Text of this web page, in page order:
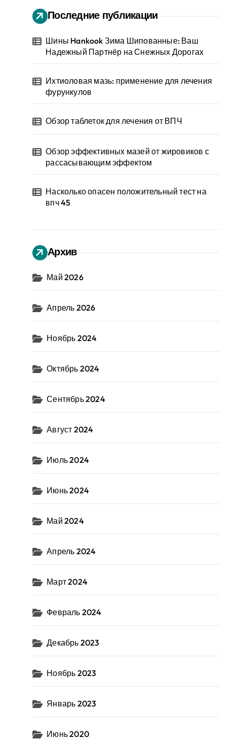
Последние публикации
Шины Hankook Зима Шипованные: Ваш
Надежный Партнёр на Снежных Дорогах
Ихтиоловая мазь: применение для лечения
фурункулов
Обзор таблеток для лечения от ВПЧ
Обзор эффективных мазей от жировиков с
рассасывающим эффектом
Насколько опасен положительный тест на
впч 45
Архив
Май 2026
Апрель 2026
Ноябрь 2024
Октябрь 2024
Сентябрь 2024
Август 2024
Июль 2024
Июнь 2024
Май 2024
Апрель 2024
Март 2024
Февраль 2024
Декабрь 2023
Ноябрь 2023
Январь 2023
Июнь 2020